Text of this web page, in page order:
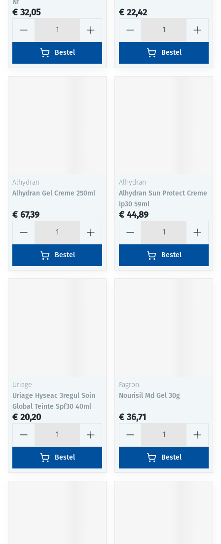
Nf
€ 32,05
Bestel
€ 22,42
Bestel
Alhydran
Alhydran Gel Creme 250ml
€ 67,39
Bestel
Alhydran
Alhydran Sun Protect Creme
Ip30 59ml
€ 44,89
Bestel
Uriage
Uriage Hyseac 3regul Soin
Global Teinte Spf30 40ml
€ 20,20
Bestel
Fagron
Nourisil Md Gel 30g
€ 36,71
Bestel